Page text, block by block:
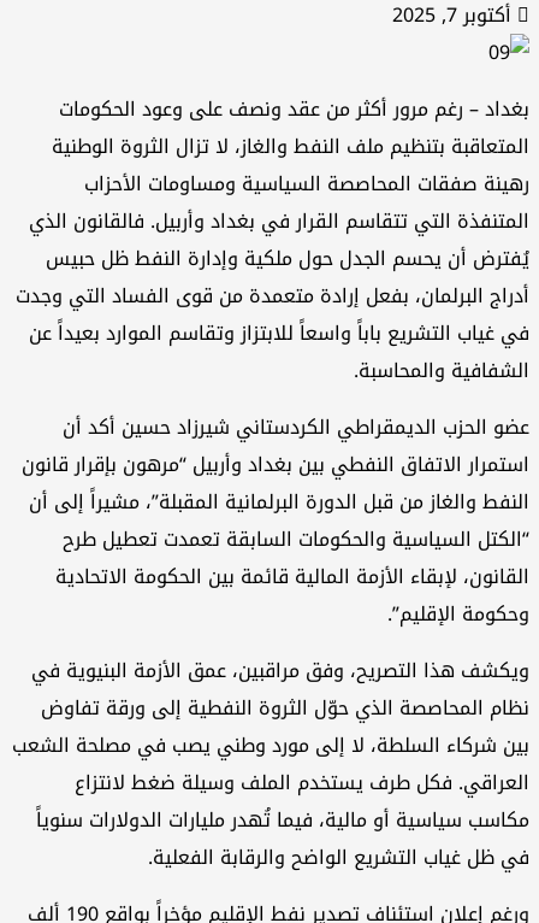
أكتوبر 7, 2025
– رغم مرور أكثر من عقد ونصف على وعود الحكومات
بتنظيم ملف النفط والغاز، لا تزال الثروة الوطنية
صفقات المحاصصة السياسية ومساومات الأحزاب
التي تتقاسم القرار في بغداد وأربيل. فالقانون الذي
أن يحسم الجدل حول ملكية وإدارة النفط ظل حبيس
البرلمان، بفعل إرادة متعمدة من قوى الفساد التي وجدت
غياب التشريع باباً واسعاً للابتزاز وتقاسم الموارد بعيداً عن
والمحاسبة.
الحزب الديمقراطي الكردستاني شيرزاد حسين أكد أن
الاتفاق النفطي بين بغداد وأربيل “مرهون بإقرار قانون
والغاز من قبل الدورة البرلمانية المقبلة”، مشيراً إلى أن
السياسية والحكومات السابقة تعمدت تعطيل طرح
لإبقاء الأزمة المالية قائمة بين الحكومة الاتحادية
الإقليم”.
هذا التصريح، وفق مراقبين، عمق الأزمة البنيوية في
المحاصصة الذي حوّل الثروة النفطية إلى ورقة تفاوض
شركاء السلطة، لا إلى مورد وطني يصب في مصلحة الشعب
فكل طرف يستخدم الملف وسيلة ضغط لانتزاع
سياسية أو مالية، فيما تُهدر مليارات الدولارات سنوياً
ظل غياب التشريع الواضح والرقابة الفعلية.
ورغم إعلان استئناف تصدير نفط الإقليم مؤخراً بواقع 190 ألف